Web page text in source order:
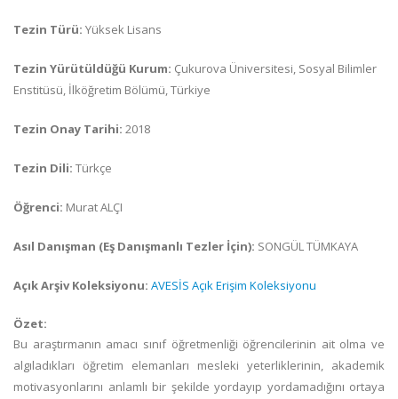
Tezin Türü: Yüksek Lisans
Tezin Yürütüldüğü Kurum: Çukurova Üniversitesi, Sosyal Bilimler
Enstitüsü, İlköğretim Bölümü, Türkiye
Tezin Onay Tarihi: 2018
Tezin Dili: Türkçe
Öğrenci: Murat ALÇI
Asıl Danışman (Eş Danışmanlı Tezler İçin): SONGÜL TÜMKAYA
Açık Arşiv Koleksiyonu: AVESİS Açık Erişim Koleksiyonu
Özet:
Bu araştırmanın amacı sınıf öğretmenliği öğrencilerinin ait olma ve
algıladıkları öğretim elemanları mesleki yeterliklerinin, akademik
motivasyonlarını anlamlı bir şekilde yordayıp yordamadığını ortaya